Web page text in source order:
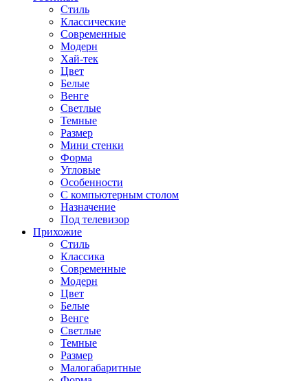
Стиль
Классические
Современные
Модерн
Хай-тек
Цвет
Белые
Венге
Светлые
Темные
Размер
Мини стенки
Форма
Угловые
Особенности
С компьютерным столом
Назначение
Под телевизор
Прихожие
Стиль
Классика
Современные
Модерн
Цвет
Белые
Венге
Светлые
Темные
Размер
Малогабаритные